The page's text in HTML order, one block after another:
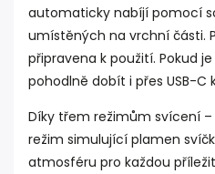
automaticky nabíjí pomocí
umístěných na vrchní části.
připravena k použití. Pokud
pohodlně dobít i přes USB-C
Díky třem režimům svícení
režim simulující plamen
atmosféru pro každou